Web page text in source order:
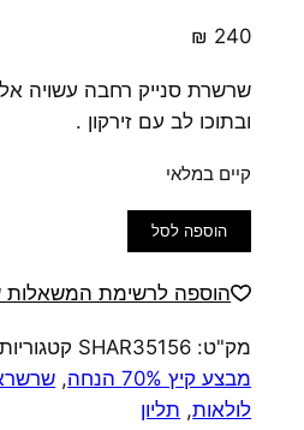
₪ 240
שרשרת סנייק רחבה עשויה
ובתוכו לב עם זירקון .
קיים במלאי
כמות
של
שרשרת
רחבה
תליון
עגול
הוספה לסל
הוספה לרשימת המשאלות
מק"ט: SHAR35156
מבצע קיץ 70% הנחה
,
לולאות, תליון